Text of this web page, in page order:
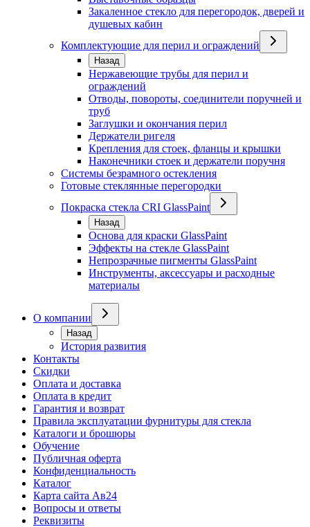
Закаленное стекло для перегородок, дверей и
душевых кабин
Комплектующие для перил и ограждений
Назад
Нержавеющие трубы для перил и
ограждений
Отводы, повороты, соединители поручней и
труб
Заглушки и окончания перил
Держатели ригеля
Крепления для стоек, фланцы и крышки
Наконечники стоек и держатели поручня
Системы безрамного остекления
Готовые стеклянные перегородки
Покраска стекла CRI GlassPaint
Назад
Основа для краски GlassPaint
Эффекты на стекле GlassPaint
Непрозрачные пигменты GlassPaint
Инструменты, аксессуары и расходные
материалы
О компании
Назад
История развития
Контакты
Скидки
Оплата и доставка
Оплата в кредит
Гарантия и возврат
Правила эксплуатации фурнитуры для стекла
Каталоги и брошюры
Обучение
Публичная оферта
Конфиденциальность
Каталог
Карта сайта Ав24
Вопросы и ответы
Реквизиты